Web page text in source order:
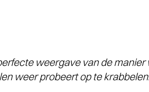
weergave van de
weer probeert op te